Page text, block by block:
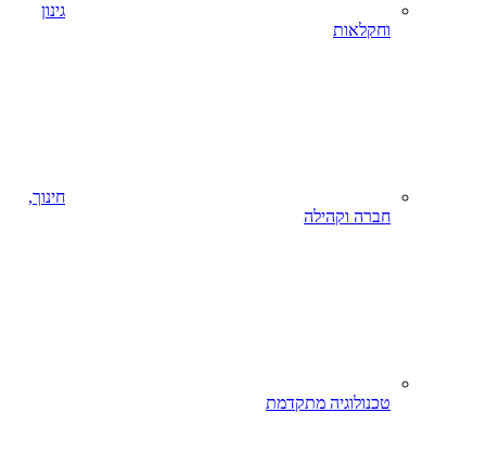
גינון
וחקלאות
חינוך,
חברה וקהילה
טכנולוגיה מתקדמת